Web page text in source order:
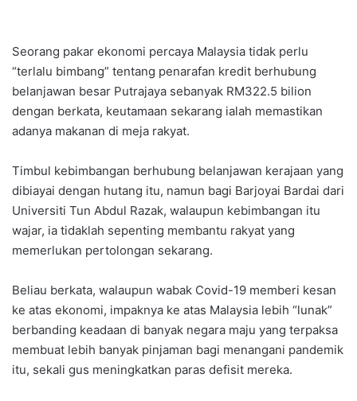
Seorang pakar ekonomi percaya Malaysia tidak perlu
“terlalu bimbang” tentang penarafan kredit berhubung
belanjawan besar Putrajaya sebanyak RM322.5 bilion
dengan berkata, keutamaan sekarang ialah memastikan
adanya makanan di meja rakyat.
Timbul kebimbangan berhubung belanjawan kerajaan yang
dibiayai dengan hutang itu, namun bagi Barjoyai Bardai dari
Universiti Tun Abdul Razak, walaupun kebimbangan itu
wajar, ia tidaklah sepenting membantu rakyat yang
memerlukan pertolongan sekarang.
Beliau berkata, walaupun wabak Covid-19 memberi kesan
ke atas ekonomi, impaknya ke atas Malaysia lebih “lunak”
berbanding keadaan di banyak negara maju yang terpaksa
membuat lebih banyak pinjaman bagi menangani pandemik
itu, sekali gus meningkatkan paras defisit mereka.